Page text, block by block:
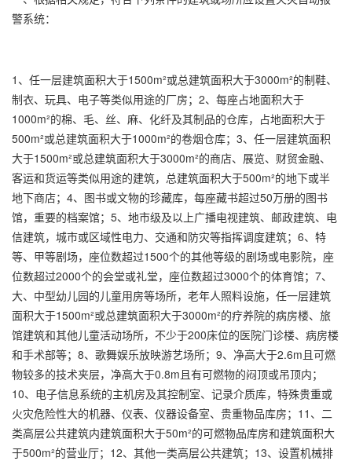
警系统：
1、任一层建筑面积大于1500m²或总建筑面积大于3000m²的制鞋、
制衣、玩具、电子等类似用途的厂房；2、每座占地面积大于
1000m²的棉、毛、丝、麻、化纤及其制品的仓库，占地面积大于
500m²或总建筑面积大于1000m²的卷烟仓库；3、任一层建筑面积
大于1500m²或总建筑面积大于3000m²的商店、展览、财贸金融、
客运和货运等类似用途的建筑，总建筑面积大于500m²的地下或半
地下商店；4、图书或文物的珍藏库，每座藏书超过50万册的图书
馆，重要的档案馆；5、地市级及以上广播电视建筑、邮政建筑、电
信建筑，城市或区域性电力、交通和防灾等指挥调度建筑；6、特
等、甲等剧场，座位数超过1500个的其他等级的剧场或电影院，座
位数超过2000个的会堂或礼堂，座位数超过3000个的体育馆；7、
大、中型幼儿园的儿童用房等场所，老年人照料设施，任一层建筑
面积大于1500m²或总建筑面积大于3000m²的疗养院的病房楼、旅
馆建筑和其他儿童活动场所，不少于200床位的医院门诊楼、病房楼
和手术部等；8、歌舞娱乐放映游艺场所；9、净高大于2.6m且可燃
物较多的技术夹层，净高大于0.8m且有可燃物的闷顶或吊顶内；
10、电子信息系统的主机房及其控制室、记录介质库，特殊贵重或
火灾危险性大的机器、仪表、仪器设备室、贵重物品库房；11、二
类高层公共建筑内建筑面积大于50m²的可燃物品库房和建筑面积大
于500m²的营业厅；12、其他一类高层公共建筑；13、设置机械排